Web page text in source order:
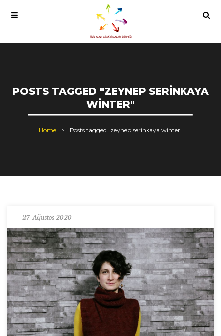
POSTS TAGGED "ZEYNEP SERINKAYA
WINTER"
Home Posts tagged "zeynep serinkaya winter"
27 Ağustos 2020